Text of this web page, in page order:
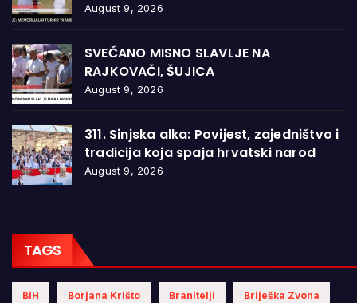
August 9, 2026
SVEČANO MISNO SLAVLJE NA
RAJKOVAČI, ŠUJICA
August 9, 2026
311. Sinjska alka: Povijest, zajedništvo i
tradicija koja spaja hrvatski narod
August 9, 2026
TAGS
BiH Borjana Krišto Branitelji Briješka Zvona